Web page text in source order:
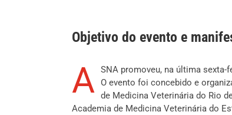
Objetivo do evento e
A SNA promoveu, na última sexta-
O evento foi concebido e
de Medicina Veterinária do Rio
Academia de Medicina Veterinária do